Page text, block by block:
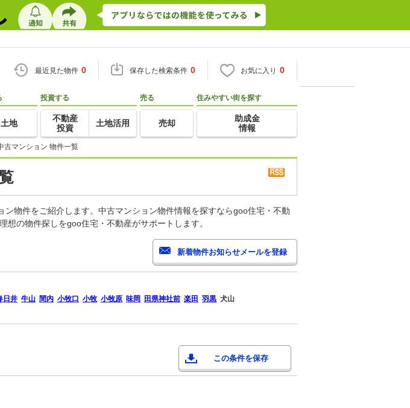
最近見た物件 0 保存した検索条件 0 お気に入り 0
土地
投資する
不動産
投資
土地活用
売る
売却
住みやすい街を探す
助成金
情報
古マンション 物件一覧
物件をご紹介します。中古マンション物件情報を探すならgoo住宅・不動
の物件探しをgoo住宅・不動産がサポートします。
日井 牛山 間内 小牧口 小牧 小牧原 味岡 田県神社前 楽田 羽黒 犬山
この条件を保存